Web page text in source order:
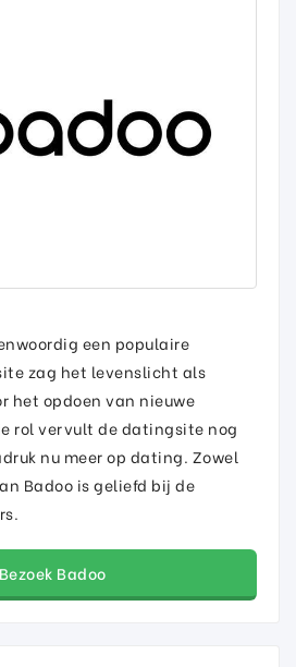
een populaire
zag het levenslicht als
het opdoen van nieuwe
rol vervult de datingsite nog
nu meer op dating. Zowel
Badoo is geliefd bij de
Bezoek Badoo